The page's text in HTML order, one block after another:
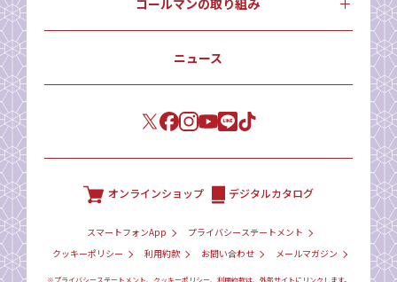
コールマンの取り組み
ニュース
オンラインショップ デジタルカタログ
スマートフォンApp
プライバシーステートメント
クッキーポリシー
利用約款 お問い合わせ メールマガジン
※プライバシーステートメント、クッキーポリシー、利用約款は、外部サイトにリンクします。